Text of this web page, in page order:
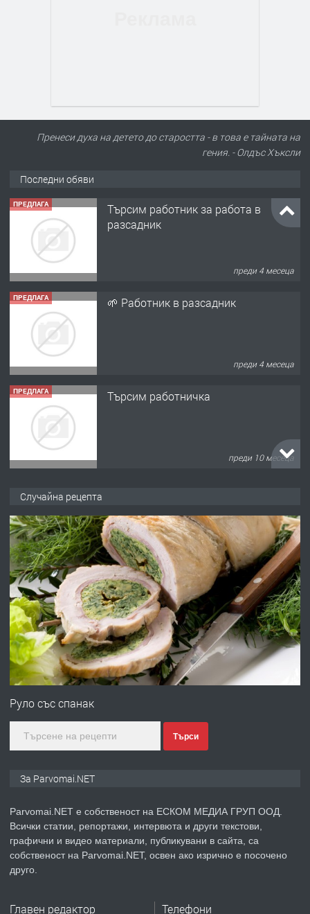
Пренеси духа на детето до старостта - в това е тайната на
гения. - Олдъс Хъксли
Последни обяви
ПРЕДЛАГА
Търсим работник за работа в
разсадник
преди 4 месеца
ПРЕДЛАГА 🌱 Работник в разсадник
преди 4 месеца
ПРЕДЛАГА Търсим работничка
преди 10 месеца
преди 1 година
ПРЕДЛАГА Работа за общи работници
преди 1 година
ПРЕДЛАГА
Първи поход "По стъпките на Ангел
преди 1 година
ПРЕДЛАГА Уроци по Математика
Случайна рецепта
Руло със спанак
Търси
За Parvomai.NET
Parvomai.NET е собственост на ЕСКОМ МЕДИА ГРУП ООД.
Всички статии, репортажи, интервюта и други текстови,
графични и видео материали, публикувани в сайта, са
собственост на Parvomai.NET, освен ако изрично е посочено
друго.
Главен редактор Телефони